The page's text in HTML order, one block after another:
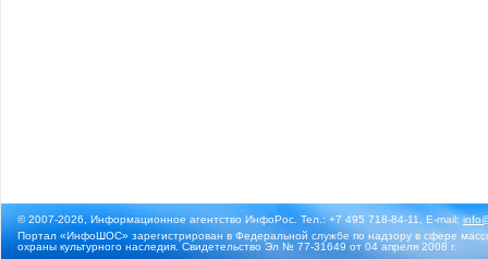
© 2007-2026, Информационное агентство ИнфоРос. Тел.: +7 495 718-84-11, E-mail:
Портал «ИнфоШОС» зарегистрирован в Федеральной службе по надзору в сфере
охраны культурного наследия. Свидетельство Эл № 77-31649 от 04 апреля 2008 г.